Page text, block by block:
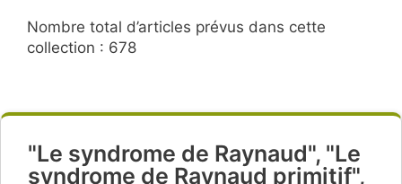
Nombre total d’articles prévus dans cette
collection : 678
"Le syndrome de Raynaud", "Le
syndrome de Raynaud primitif",